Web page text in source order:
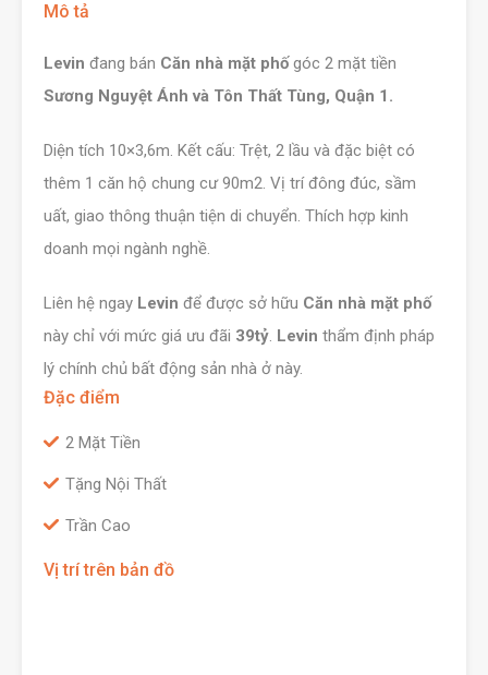
Mô tả
Levin đang bán Căn nhà mặt phốgóc 2 mặt tiền
Sương Nguyệt Ánh và Tôn Thất Tùng, Quận 1.
Diện tích 10×3,6m. Kết cấu: Trệt, 2 lầu và đặc biệt có
thêm 1 căn hộ chung cư 90m2. Vị trí đông đúc, sầm
uất, giao thông thuận tiện di chuyển. Thích hợp kinh
doanh mọi ngành nghề.
Liên hệ ngay Levin để được sở hữu Căn nhà mặt phố
này chỉ với mức giá ưu đãi 39tỷ. Levin thẩm định pháp
lý chính chủ bất động sản nhà ở này.
Đặc điểm
2 Mặt Tiền
Tặng Nội Thất
Trần Cao
Vị trí trên bản đồ